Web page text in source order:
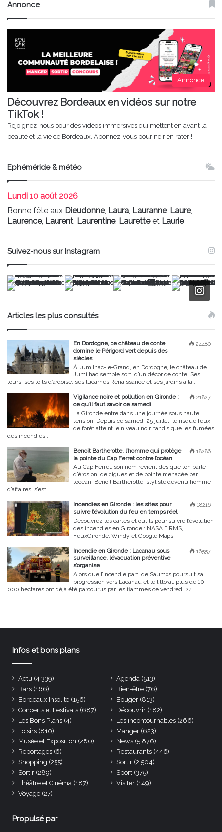
Annonce
Annonce
Découvrez Bordeaux en vidéos sur notre
TikTok !
Rejoignez-nous pour des vidéos immersives qui mettent en avant la
beauté et la vie de Bordeaux. Abonnez-vous pour ne rien rater !
Ephéméride & météo
Lundi 10 août 2026
Bonne fête aux Dieudonne, Laura Lauranne, Laure,
Laurence, Laurent Laurentine, Lauretteet Laurie
Suivez-nous sur Instagram
Articles les plus consultés
24480
En Dordogne, ce château de conte
domine le Périgord vert depuis des
siècles
À Jumilhac-le-Grand, en Dordogne, le château de
Jumilhac semble sorti d’un décor de conte. Ses
tours, ses toits d’ardoise, ses lucarnes Renaissance et ses jardins à la...
21827
Vigilance noire et pollution en Gironde :
ce qu’il faut savoir ce samedi
La Gironde entre dans une journée sous haute
tension. Depuis ce samedi 25 juillet, le risque feux
de forêt atteint le niveau noir, tandis que les fumées
des incendies...
18286
Benoît Bartherotte, l’homme qui protège
la pointe du Cap Ferret contre l’océan
Au Cap Ferret, son nom revient dès que l’on parle
d’érosion, de digues et de pointe menacée par
l’océan. Benoît Bartherotte, styliste devenu homme
d’affaires, s’est...
18216
Incendies en Gironde : les sites pour
suivre l’évolution du feu en temps réel
Découvrez les cartes et outils pour suivre l’évolution
des incendies en Gironde : NASA FIRMS,
FeuxGironde, Windy et Google Maps.
16557
Incendie en Gironde : Lacanau sous
surveillance, l’évacuation préventive
s’organise
Alors que l’incendie parti de Saumos poursuit sa
progression vers Lacanau et le littoral, plus de 10
000 hectares ont déjà été parcourus par les flammes ce vendredi 24...
Infos et bons plans
Actu (4 339) Agenda (513)
Bars (166) Bien-être (76)
Bordeaux Insolite (156) Bouger (813)
Concerts et Festivals (687) Découvrir (182)
Les Bons Plans (4) Les incontournables (266)
Loisirs (810) Manger (623)
Musée et Exposition (280) News (5 876)
Reportages (6) Restaurants (446)
Shopping (255) Sortir (2 504)
Sortir (289) Sport (375)
Théâtre et Cinéma (187) Visiter (149)
Voyage (27)
Propulsé par